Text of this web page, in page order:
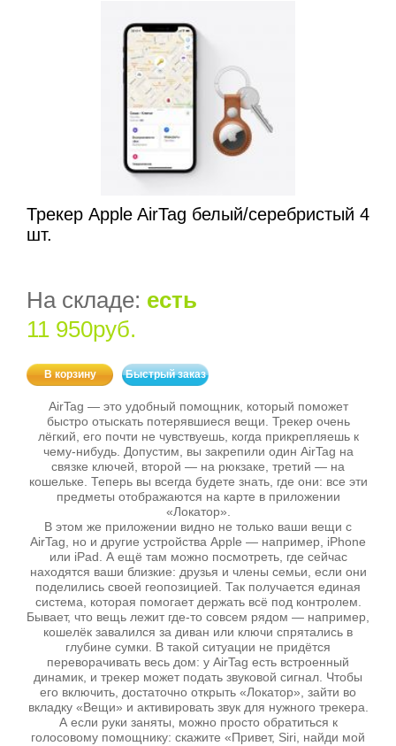
Трекер Apple AirTag белый/серебристый 4
шт.
На складе: есть
11 950руб.
В корзину Быстрый заказ
AirTag — это удобный помощник, который поможет
быстро отыскать потерявшиеся вещи. Трекер очень
лёгкий, его почти не чувствуешь, когда прикрепляешь к
чему‑нибудь. Допустим, вы закрепили один AirTag на
связке ключей, второй — на рюкзаке, третий — на
кошельке. Теперь вы всегда будете знать, где они: все эти
предметы отображаются на карте в приложении
«Локатор».
В этом же приложении видно не только ваши вещи с
AirTag, но и другие устройства Apple — например, iPhone
или iPad. А ещё там можно посмотреть, где сейчас
находятся ваши близкие: друзья и члены семьи, если они
поделились своей геопозицией. Так получается единая
система, которая помогает держать всё под контролем.
Бывает, что вещь лежит где‑то совсем рядом — например,
кошелёк завалился за диван или ключи спрятались в
глубине сумки. В такой ситуации не придётся
переворачивать весь дом: у AirTag есть встроенный
динамик, и трекер может подать звуковой сигнал. Чтобы
его включить, достаточно открыть «Локатор», зайти во
вкладку «Вещи» и активировать звук для нужного трекера.
А если руки заняты, можно просто обратиться к
голосовому помощнику: скажите «Привет, Siri, найди мой